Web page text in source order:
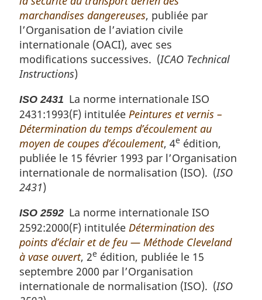
marchandises dangereuses, publiée par
l’Organisation de l’aviation civile
internationale (OACI), avec ses
modifications successives. (ICAO Technical
Instructions)
ISO 2431 La norme internationale ISO
2431:1993(F) intitulée Peintures et vernis –
Détermination du temps d’écoulement au
moyen de coupes d’écoulement, 4e édition,
publiée le 15 février 1993 par l’Organisation
internationale de normalisation (ISO). (ISO
2431)
ISO 2592 La norme internationale ISO
2592:2000(F) intitulée Détermination des
points d’éclair et de feu — Méthode Cleveland
à vase ouvert, 2e édition, publiée le 15
septembre 2000 par l’Organisation
internationale de normalisation (ISO). (ISO